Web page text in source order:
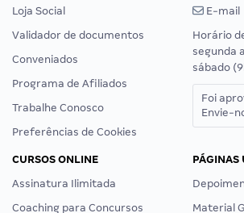
Loja Social
Validador de documentos
Conveniados
Programa de Afiliados
Trabalhe Conosco
Preferências de Cookies
E-mail
Horário
segunda
sábado
Foi
Envie-
CURSOS ONLINE
Assinatura Ilimitada
Coaching para Concursos
PÁGINAS
Material